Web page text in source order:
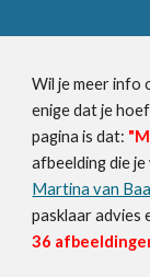
Wil je meer info
enige dat je
pagina is dat: "
afbeelding die
Martina van
pasklaar advies
36